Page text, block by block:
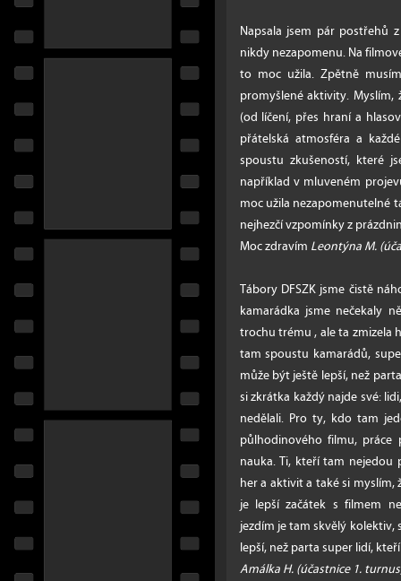
Napsala jsem pár postřehů
nikdy nezapomenu. Na
to moc užila. Zpětně
promyšlené aktivity.
(od líčení, přes hraní a
přátelská atmosféra a
spoustu zkušeností, které
například v mluveném
moc užila nezapomenutelné
nejhezčí vzpomínky z
Moc zdravím Leontýna M.
Tábory DFSZK jsme čistě
kamarádka jsme nečekaly
trochu trému , ale ta zmizela
tam spoustu kamarádů,
může být ještě lepší, než
si zkrátka každý najde své:
nedělali. Pro ty, kdo tam
půlhodinového filmu,
nauka. Ti, kteří tam
her a aktivit a také si
je lepší začátek s filmem
jezdím je tam skvělý kolektiv,
lepší, než parta super lidí,
Amálka H. (účastnice 1.